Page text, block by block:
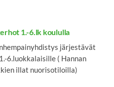
1.-6.lk koululla
järjestävät
6.luokkalaisille ( Hannan
illat nuorisotiloilla)